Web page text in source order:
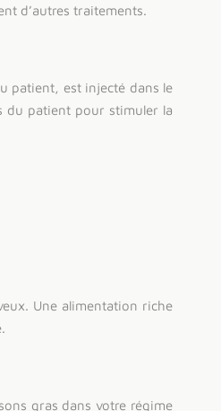
d’autres traitements.
patient, est injecté dans le
du patient pour stimuler la
Une alimentation riche
gras dans votre régime